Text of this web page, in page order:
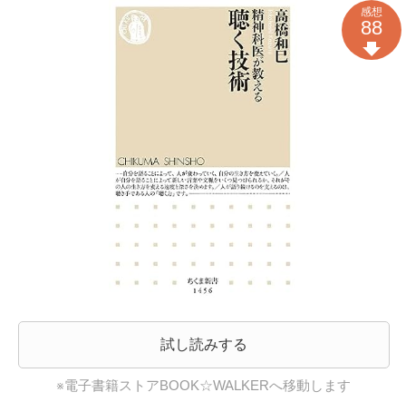
試し読みする
※電子書籍ストアBOOK☆WALKERへ移動します
感想
88